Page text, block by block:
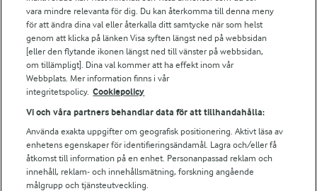
Bildbank
Följ oss
vara mindre relevanta för dig. Du kan återkomma till denna meny
för att ändra dina val eller återkalla ditt samtycke när som helst
genom att klicka på länken Visa syften längst ned på webbsidan
[eller den flytande ikonen längst ned till vänster på webbsidan,
om tillämpligt]. Dina val kommer att ha effekt inom vår
Webbplats. Mer information finns i vår
integritetspolicy. Cookiepolicy
Vi och våra partners behandlar data för att tillhandahålla:
Använda exakta uppgifter om geografisk positionering. Aktivt läsa av
enhetens egenskaper för identifieringsändamål. Lagra och/eller få
åtkomst till information på en enhet. Personanpassad reklam och
innehåll, reklam- och innehållsmätning, forskning angående
målgrupp och tjänsteutveckling.